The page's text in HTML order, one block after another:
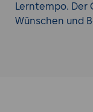
Lerntempo. Der
Wünschen und